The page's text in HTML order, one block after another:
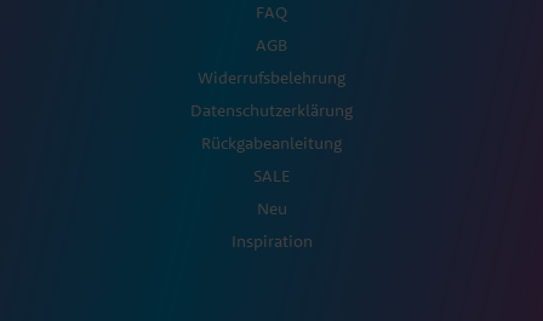
FAQ
AGB
Widerrufsbelehrung
Datenschutzerklärung
Rückgabeanleitung
SALE
Neu
Inspiration